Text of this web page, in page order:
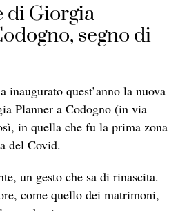
di Giorgia
segno di
inaugurato quest’anno la nuova
Planner a Codogno (in via
in quella che fu la prima zona
del Covid.
un gesto che sa di rinascita.
come quello dei matrimoni,